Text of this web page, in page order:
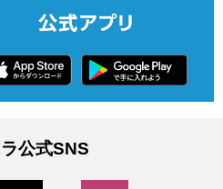
公式SNS